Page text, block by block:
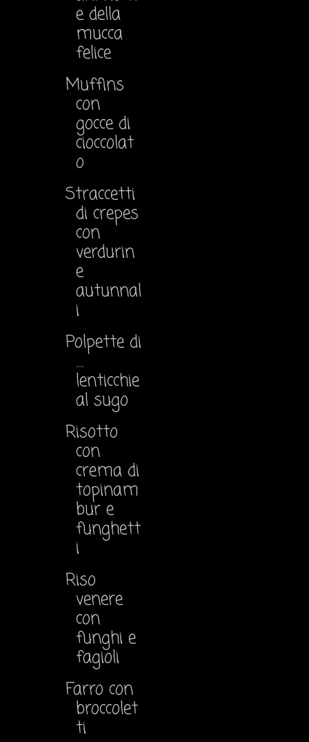
e della
mucca
felice
Muffins
con
gocce di
cioccolat
o
Straccetti
di crepes
con
verdurin
e
autunnal
i
Polpette di
....
lenticchie
al sugo
Risotto
con
crema di
topinam
bur e
funghett
i
Riso
venere
con
funghi e
fagioli
Farro con
broccolet
ti